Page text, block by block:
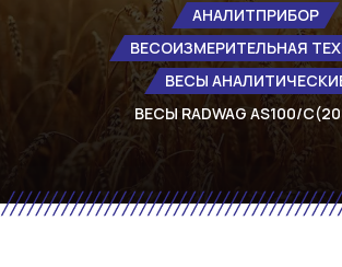
АНАЛИТПРИБОР
ВЕСОИЗМЕРИТЕЛЬНАЯ
ВЕСЫ
ВЕСЫ RADWAG AS100/